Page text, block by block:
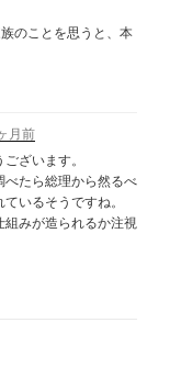
のことを思うと、本
月前
ざいます。
べたら総理から然るべ
いるそうですね。
組みが造られるか注視